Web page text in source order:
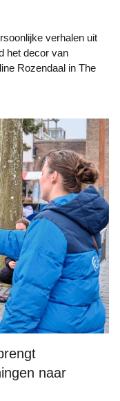
verhalen uit
het decor van
Rozendaal in The
naar